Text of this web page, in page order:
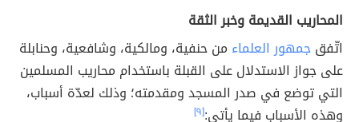
المحاريب القديمة وخبر الثقة
اتّفقجمهور العلماء من حنفية، ومالكية، وشافعية، وحنابلة
على جواز الاستدلال على القبلة باستخدام محاريب المسلمين
التي توضع في صدر المسجد ومقدمته؛ وذلك لعدّة أسباب،
وهذه الأسباب فيما يأتي:[٩]